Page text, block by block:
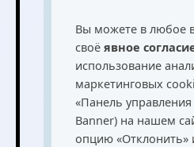
Вы можете в любое
своё явное
использование
маркетинговых
«Панель
Banner) на нашем
опцию «Отклонить»